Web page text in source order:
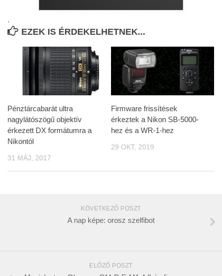
.
EZEK IS ÉRDEKELHETNEK...
Pénztárcabarát ultra
nagylátószögű objektív
érkezett DX formátumra a
Nikontól
31 MÁJ, 2017
Firmware frissítések
érkeztek a Nikon SB-5000-
hez és a WR-1-hez
29 OKT, 2019
KÖVETKEZŐ POSZT
A nap képe: orosz szelfibot
ELŐZŐ POSZT